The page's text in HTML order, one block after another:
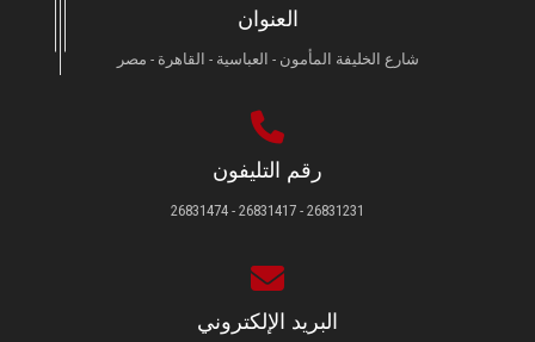
العنوان
شارع الخليفة المأمون - العباسية - القاهرة - مصر
رقم التليفون
26831231 - 26831417 - 26831474
البريد الإلكتروني